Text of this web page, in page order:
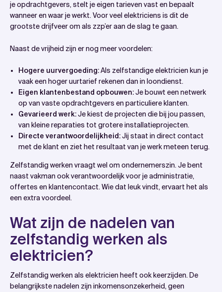
installatieprofessionals
Veelgestelde vragen
je opdrachtgevers, stelt je eigen tarieven vast en bepaalt
wanneer en waar je werkt. Voor veel elektriciens is dit de
grootste drijfveer om als zzp’er aan de slag te gaan.
Naast de vrijheid zijn er nog meer voordelen:
Hogere uurvergoeding:Als zelfstandige elektricien kun je
vaak een hoger uurtarief rekenen dan in loondienst.
Eigen klantenbestand opbouwen:Je bouwt een netwerk
op van vaste opdrachtgevers en particuliere klanten.
Gevarieerd werk:Je kiest de projecten die bij jou passen,
van kleine reparaties tot grotere installatieprojecten.
Directe verantwoordelijkheid:Jij staat in direct contact
met de klant en ziet het resultaat van je werk meteen terug.
Zelfstandig werken vraagt wel om ondernemerszin. Je bent
naast vakman ook verantwoordelijk voor je administratie,
offertes en klantencontact. Wie dat leuk vindt, ervaart het als
een extra voordeel.
Wat zijn de nadelen van
zelfstandig werken als
elektricien?
Zelfstandig werken als elektricien heeft ook keerzijden. De
belangrijkste nadelen zijn inkomensonzekerheid, geen